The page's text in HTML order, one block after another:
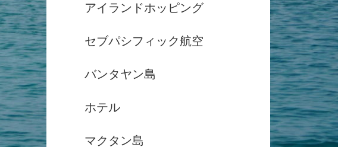
アイランドホッピング
セブパシフィック航空
バンタヤン島
ホテル
マクタン島